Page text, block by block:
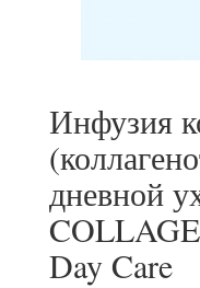
Инфузия
дневной
Day Care